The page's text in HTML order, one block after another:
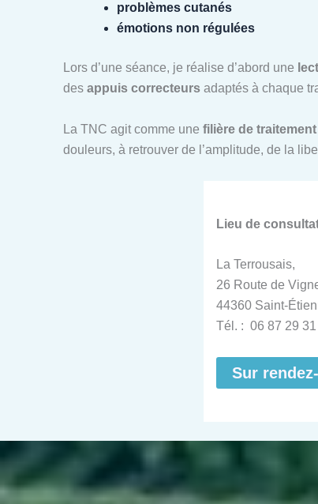
problèmes cutanés
émotions non régulées
Lors d’une séance, je réalise d’abord une
des appuis correcteurs adaptés à chaque
La TNC agit comme une filière de
douleurs, à retrouver de l’amplitude, de la
Lieu de
La Terrousais,
26 Route de
44360 Saint-
Tél. : 06 87 29
Sur